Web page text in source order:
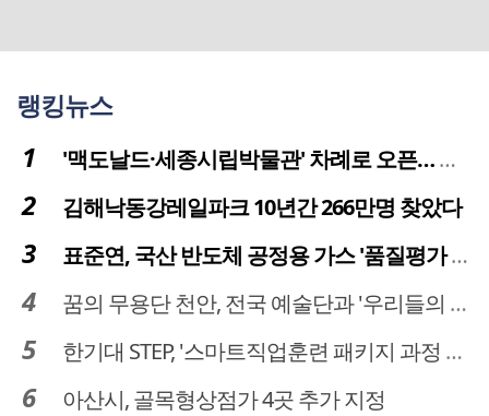
랭킹뉴스
'맥도날드·세종시립박물관' 차례로 오픈… 고운동 정주여건 좋아진다
김해낙동강레일파크 10년간 266만명 찾았다
표준연, 국산 반도체 공정용 가스 '품질평가 체계' 구축
꿈의 무용단 천안, 전국 예술단과 '우리들의 하모니' 선보여
한기대 STEP, '스마트직업훈련 패키지 과정 3기' 모집
아산시, 골목형상점가 4곳 추가 지정